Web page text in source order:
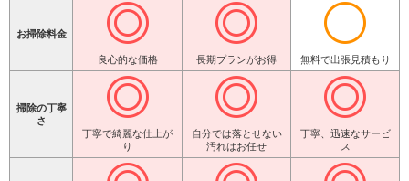
お掃除料金
良心的な価格 長期プランがお得 無料で出張見積もり
掃除の丁寧
さ
丁寧で綺麗な仕上が
り
自分では落とせない
汚れはお任せ
丁寧、迅速なサービ
ス